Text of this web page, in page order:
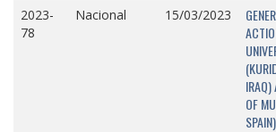
2023-
78
Nacional 15/03/2023
IRAQ)
OF
SPAIN)